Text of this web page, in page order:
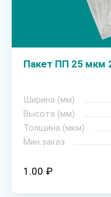
Пакет ПП 25 мкм
Ширина (мм)
Высота (мм)
Толщина (мкм)
Мин.заказ
1.00 ₽